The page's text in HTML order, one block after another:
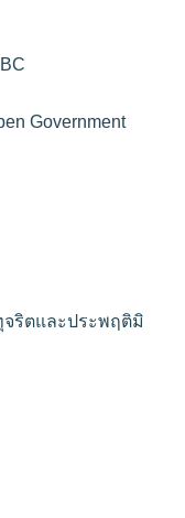
Government
จริตและประพฤติมิ